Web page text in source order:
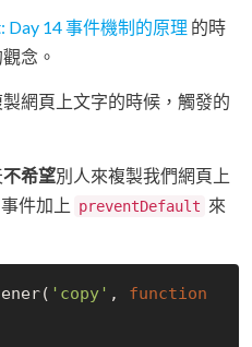
Day 14 事件機制的原理 的時
念。
網頁上文字的時候，觸發的
不希望別人來複製我們網頁上
事件加上 preventDefault 來
'copy' , function